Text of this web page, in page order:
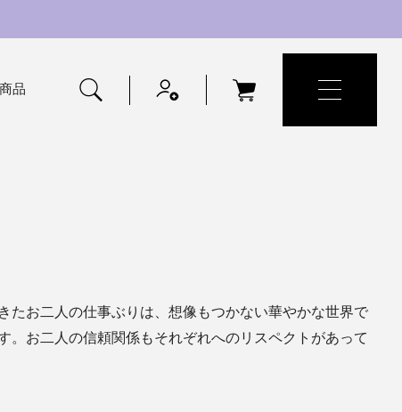
品
たお二人の仕事ぶりは、想像もつかない華やかな世界で
お二人の信頼関係もそれぞれへのリスペクトがあって